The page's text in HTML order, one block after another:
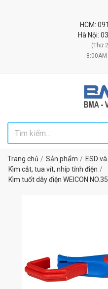
HCM:
Hà Nội:
(Thứ
8:00AM
Trang chủ Sản phẩm
ESD
Kìm cắt, tua vít, nhíp tĩnh điện
Kìm tuốt dây điện WEICON